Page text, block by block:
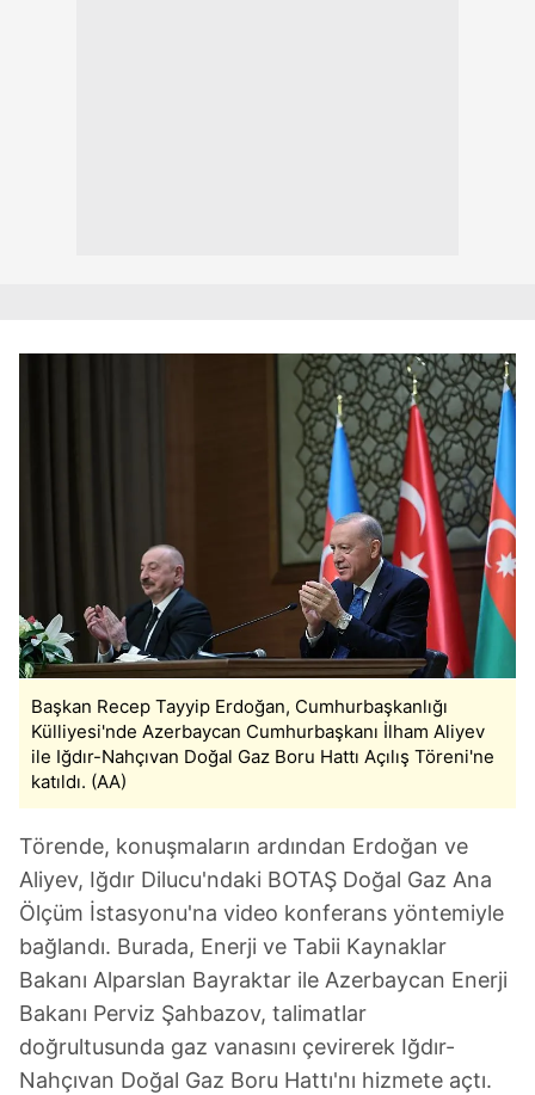
Başkan Recep Tayyip Erdoğan, Cumhurbaşkanlığı
Külliyesi'nde Azerbaycan Cumhurbaşkanı İlham Aliyev
ile Iğdır-Nahçıvan Doğal Gaz Boru Hattı Açılış Töreni'ne
katıldı. (AA)
Törende, konuşmaların ardından Erdoğan ve
Aliyev, Iğdır Dilucu'ndaki BOTAŞ Doğal Gaz Ana
Ölçüm İstasyonu'na video konferans yöntemiyle
bağlandı. Burada, Enerji ve Tabii Kaynaklar
Bakanı Alparslan Bayraktar ile Azerbaycan Enerji
Bakanı Perviz Şahbazov, talimatlar
doğrultusunda gaz vanasını çevirerek Iğdır-
Nahçıvan Doğal Gaz Boru Hattı'nı hizmete açtı.